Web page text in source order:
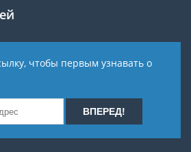
чтобы первым узнавать о